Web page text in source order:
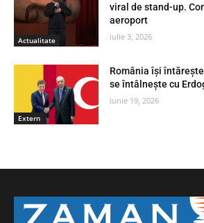
Actualitate
viral de stand-up.
aeroport
iulie 3, 2026
Extern
România își
se întâlnește cu
iunie 19, 2026